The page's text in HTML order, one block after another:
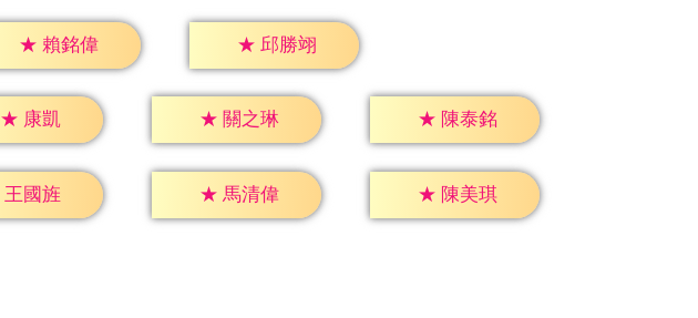
★ 賴銘偉 ★ 邱勝翊
★ 康凱 ★ 關之琳 ★ 陳泰銘
王國旌 ★ 馬清偉 ★ 陳美琪